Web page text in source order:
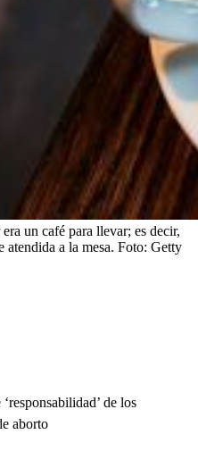
un café para llevar; es decir,
atendida a la mesa. Foto: Getty
de los
aborto